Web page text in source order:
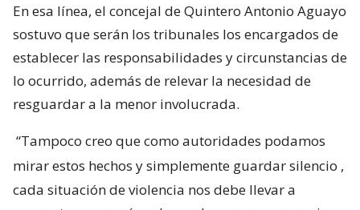
En esa línea, el concejal de Quintero Antonio Aguayo
sostuvo que serán los tribunales los encargados de
establecer las responsabilidades y circunstancias de
lo ocurrido, además de relevar la necesidad de
resguardar a la menor involucrada.
“Tampoco creo que como autoridades podamos
mirar estos hechos y simplemente guardar silencio ,
cada situación de violencia nos debe llevar a